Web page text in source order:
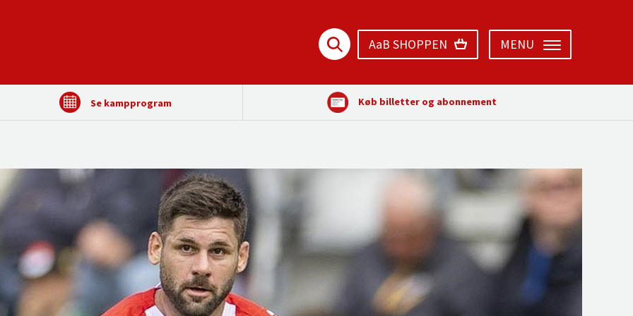
AaB SHOPPEN MENU
Køb billetter og abonnement
Se kampprogram